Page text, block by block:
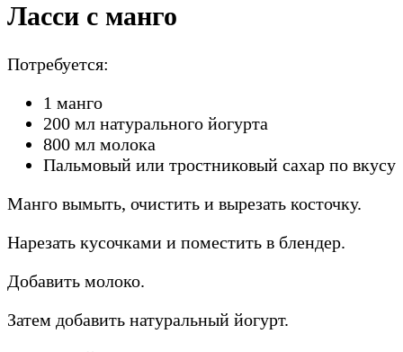
Ласси с манго
Потребуется:
1 манго
200 мл натурального йогурта
800 мл молока
Пальмовый или тростниковый сахар по вкусу
Манго вымыть, очистить и вырезать косточку.
Нарезать кусочками и поместить в блендер.
Добавить молоко.
Затем добавить натуральный йогурт.